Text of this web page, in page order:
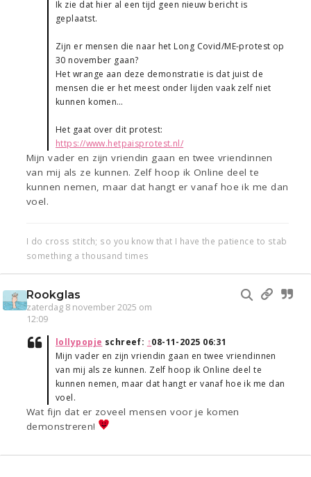
Ik zie dat hier al een tijd geen nieuw bericht is
geplaatst.
Zijn er mensen die naar het Long Covid/ME-protest op
30 november gaan?
Het wrange aan deze demonstratie is dat juist de
mensen die er het meest onder lijden vaak zelf niet
kunnen komen…
Het gaat over dit protest:
https://www.hetpaisprotest.nl/
Mijn vader en zijn vriendin gaan en twee vriendinnen
van mij als ze kunnen. Zelf hoop ik Online deel te
kunnen nemen, maar dat hangt er vanaf hoe ik me dan
voel.
I do cross stitch; so you know that I have the patience to stab
something a thousand times
Rookglas
zaterdag 8 november 2025 om
12:09
lollypopje schreef: ↑08-11-2025 06:31
Mijn vader en zijn vriendin gaan en twee vriendinnen
van mij als ze kunnen. Zelf hoop ik Online deel te
kunnen nemen, maar dat hangt er vanaf hoe ik me dan
voel.
Wat fijn dat er zoveel mensen voor je komen
demonstreren!